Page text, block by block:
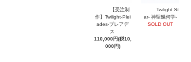
【受注制
作】Twilight-Plei
ades-プレアデ
ス-
110,000円(税10,
000円)
Twilight St
ar- 神聖幾何学-
SOLD OUT